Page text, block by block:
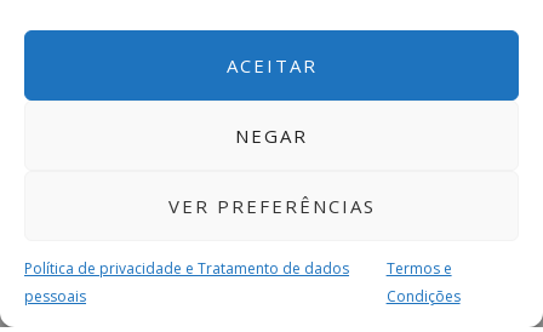
ACEITAR
NEGAR
VER PREFERÊNCIAS
Política de privacidade e Tratamento de dados
pessoais
Termos e
Condições